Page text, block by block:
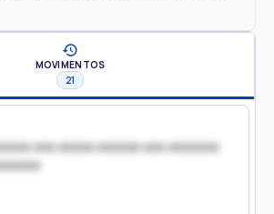
MOVIMENTOS
21
xxx xxxxx xxxxxx xxx xxxxxxx